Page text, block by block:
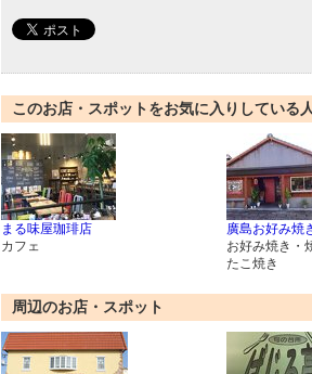
このお店・スポットをお気に入りしている
まる味屋珈琲店
カフェ
廣島お好み焼
お好み焼き・
たこ焼き
周辺のお店・スポット